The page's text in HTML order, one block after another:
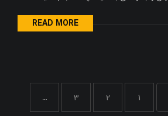
READ MORE
1
2
3
…